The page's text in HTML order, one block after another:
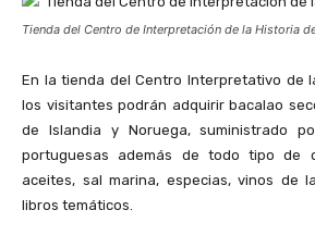
Tienda del Centro de Interpretación de la Historia
En la tienda del Centro Interpretativo de
los visitantes podrán adquirir bacalao
de Islandia y Noruega, suministrado
portuguesas además de todo tipo de
aceites, sal marina, especias, vinos de
libros temáticos.